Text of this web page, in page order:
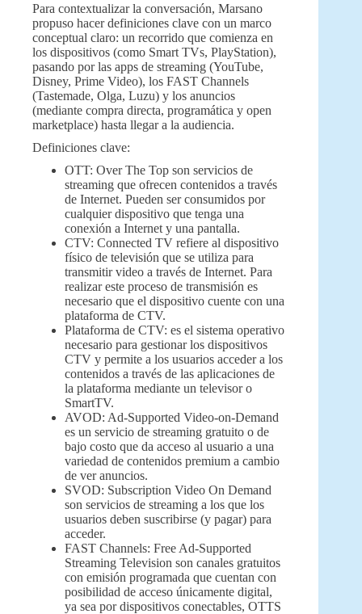
Para contextualizar la conversación, Marsano
propuso hacer definiciones clave con un marco
conceptual claro: un recorrido que comienza en
los dispositivos (como Smart TVs, PlayStation),
pasando por las apps de streaming (YouTube,
Disney, Prime Video), los FAST Channels
(Tastemade, Olga, Luzu) y los anuncios
(mediante compra directa, programática y open
marketplace) hasta llegar a la audiencia.
Definiciones clave:
OTT: Over The Top son servicios de
streaming que ofrecen contenidos a través
de Internet. Pueden ser consumidos por
cualquier dispositivo que tenga una
conexión a Internet y una pantalla.
CTV: Connected TV refiere al dispositivo
físico de televisión que se utiliza para
transmitir video a través de Internet. Para
realizar este proceso de transmisión es
necesario que el dispositivo cuente con una
plataforma de CTV.
Plataforma de CTV: es el sistema operativo
necesario para gestionar los dispositivos
CTV y permite a los usuarios acceder a los
contenidos a través de las aplicaciones de
la plataforma mediante un televisor o
SmartTV.
AVOD: Ad-Supported Video-on-Demand
es un servicio de streaming gratuito o de
bajo costo que da acceso al usuario a una
variedad de contenidos premium a cambio
de ver anuncios.
SVOD: Subscription Video On Demand
son servicios de streaming a los que los
usuarios deben suscribirse (y pagar) para
acceder.
FAST Channels: Free Ad-Supported
Streaming Television son canales gratuitos
con emisión programada que cuentan con
posibilidad de acceso únicamente digital,
ya sea por dispositivos conectables, OTTS